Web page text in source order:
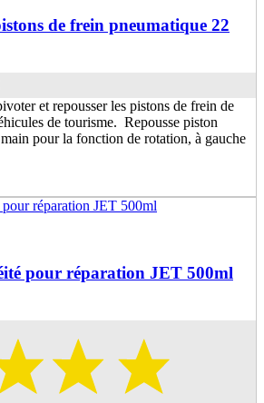
de frein pneumatique 22
et repousser les pistons de frein de
de tourisme. Repousse piston
pour la fonction de rotation, à gauche
pour réparation JET 500ml